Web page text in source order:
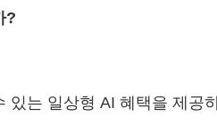
?
있는 일상형 AI 혜택을 제공